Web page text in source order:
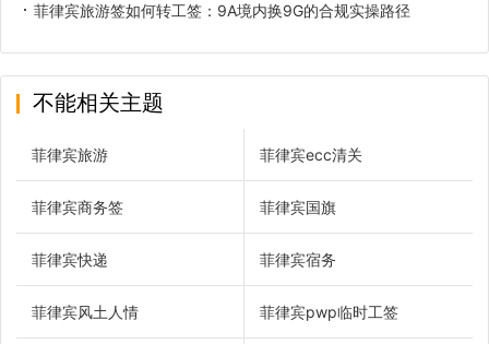
菲律宾旅游签如何转工签：9A境内换9G的合规实操路径
不能相关主题
菲律宾旅游 菲律宾ecc清关
菲律宾商务签 菲律宾国旗
菲律宾快递 菲律宾宿务
菲律宾风土人情 菲律宾pwp临时工签